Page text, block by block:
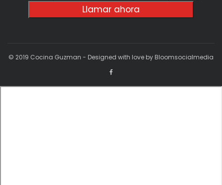
Llamar ahora
© 2019 Cocina Guzman - Designed with love by Bloomsocialmedia